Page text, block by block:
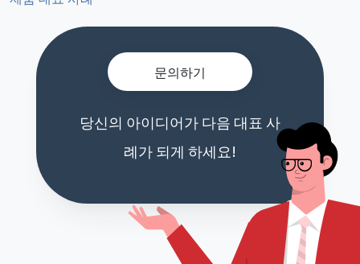
문의하기
당신의 아이디어가 다음 대표 사
례가 되게 하세요!